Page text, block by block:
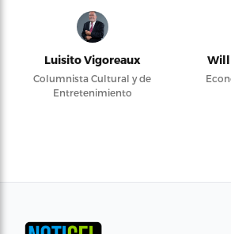
Luisito Vigoreaux
Columnista Cultural y de
Entretenimiento